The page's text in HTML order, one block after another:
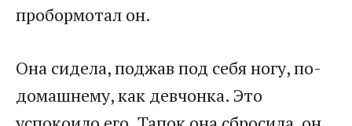
пробормотал он.
Она сидела, поджав под себя ногу, по-
домашнему, как девчонка. Это